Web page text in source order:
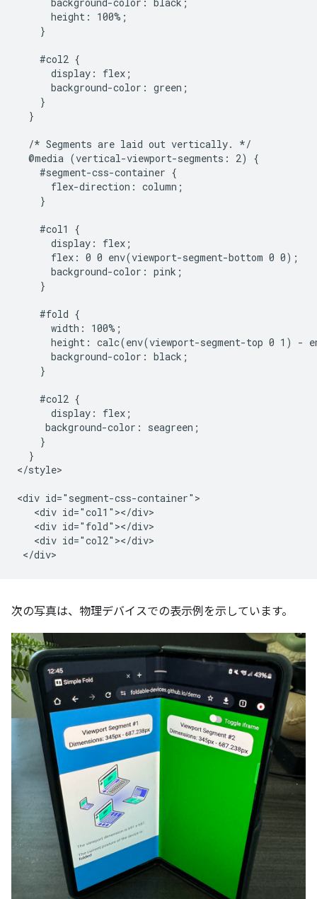
      background-color: black;
      height: 100%;
    }
    #col2 {
      display: flex;
      background-color: green;
    }
  }
  /* Segments are laid out vertically. */
  @media (vertical-viewport-segments: 2) {
    #segment-css-container {
      flex-direction: column;
    }
    #col1 {
      display: flex;
      flex: 0 0 env(viewport-segment-bottom 0 0);
      background-color: pink;
    }
    #fold {
      width: 100%;
height: calc(env(viewport-segment-top 0 1) -
      background-color: black;
    }
    #col2 {
      display: flex;
     background-color: seagreen;
    }
  }
</style>
<div id="segment-css-container">
   <div id="col1"></div>
   <div id="fold"></div>
   <div id="col2"></div>
次の写真は、物理デバイスでの表示例を示しています。